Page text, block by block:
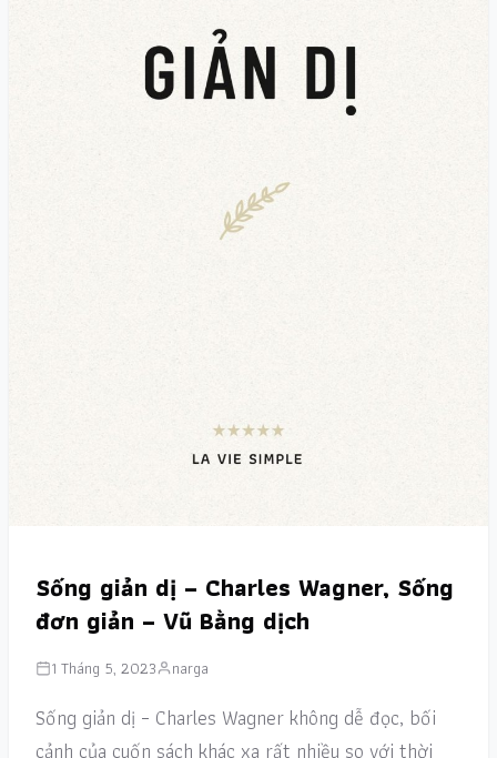
Sống giản dị – Charles Wagner, Sống
đơn giản – Vũ Bằng dịch
1 Tháng 5, 2023 narga
Sống giản dị – Charles Wagner không dễ đọc, bối
cảnh của cuốn sách khác xa rất nhiều so với thời